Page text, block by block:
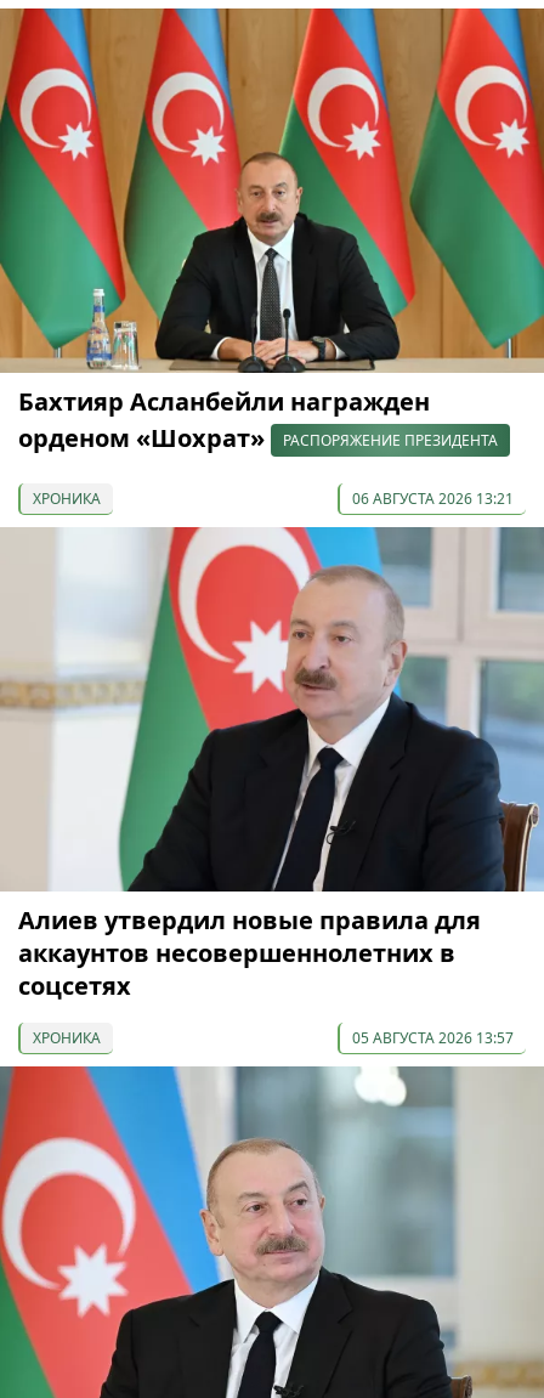
Бахтияр Асланбейли награжден
орденом «Шохрат»
РАСПОРЯЖЕНИЕ ПРЕЗИДЕНТА
ХРОНИКА 06 АВГУСТА 2026 13:21
Алиев утвердил новые правила для
аккаунтов несовершеннолетних в
соцсетях
ХРОНИКА 05 АВГУСТА 2026 13:57